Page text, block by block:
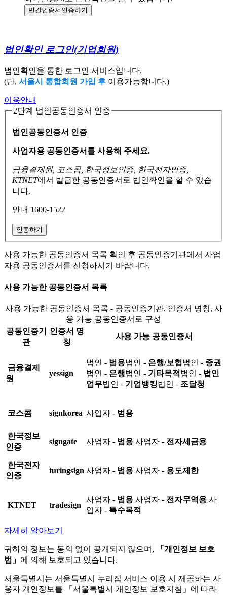
민간인증서 인증하기
법인확인 로그인(기업회원)
법인확인을 통한 로그인 서비스입니다.
(단, 서울시 통합회원 가입 후 이용가능합니다.)
이용안내
2단계 법인공동인증서 인증
법인공동인증서 인증
사업자용 공동인증서를 사용해 주세요.
금융결제원, 코스콤, 한국정보인증, 한국전자인증,
KTNET에서 발급한 공동인증서로 법인확인을 할 수 있습
니다.
안내 1600-1522
인증하기
사용 가능한 공동인증서 목록 확인 후 공동인증기관에서 사업
자용 공동인증서를 신청하시기 바랍니다.
사용 가능한 공동인증서 목록
사용 가능한 공동인증서 목록 - 공동인증기관, 인증서 명칭, 사
용 가능 공동인증서로 구성
공동인증기
관
인증서 명
칭
사용 가능 공동인증서
금융결제
원
yessign
법인 - 범용법인 - 은행/보험 법인 - 증권
법인 - 은행법인 - 기타목적 법인 - 법인
업무법인 - 기업뱅킹법인 - 조달청
코스콤 signkorea 사업자 - 범용
한국정보
인증
signgate 사업자 - 범용 사업자 - 전자세금용
한국전자
인증
turingsign 사업자 - 범용 사업자 - 용도제한
KTNET tradesign
사업자 - 범용 사업자 - 전자무역용 사
업자 - 특수목적
자세히 알아보기
귀하의 정보는 동의 없이 공개되지 않으며,
「개인정보 보호
법」 에 의해 보호되고 있습니다.
서울특별시는 서울특별시 누리집 서비스 이용 시 제공하는 사
용자 개인정보를 「서울특별시 개인정보 보호지침」에 따라